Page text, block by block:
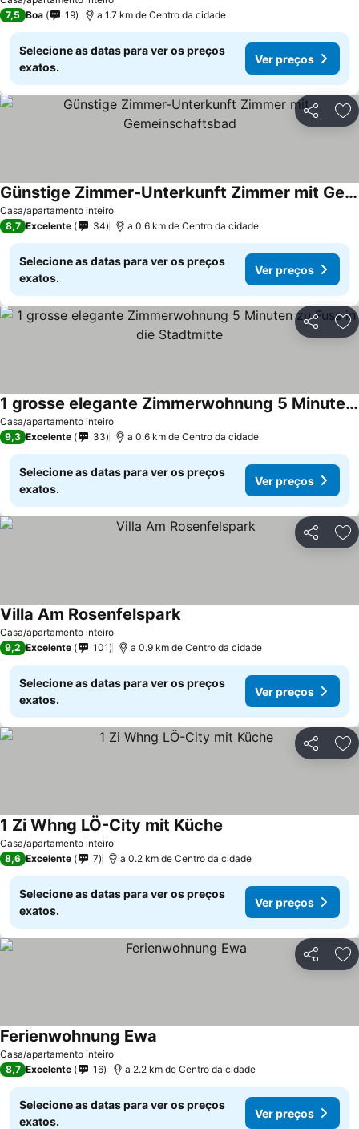
7,5 Boa 19 a 1.7 km de Centro da cidade
Selecione as datas para ver os preços
exatos.
Ver preços
Partilhar
Casa/apartamento inteiro
Günstige Zimmer-Unterkunft Zimmer mit Gemeinschaftsbad
8,7 Excelente 34 a 0.6 km de Centro da cidade
Selecione as datas para ver os preços
exatos.
Ver preços
Partilhar
Casa/apartamento inteiro
1 grosse elegante Zimmerwohnung 5 Minuten zu Fuss in die Stadtmitte
9,3 Excelente 33 a 0.6 km de Centro da cidade
Selecione as datas para ver os preços
exatos.
Ver preços
Partilhar
Casa/apartamento inteiro
Villa Am Rosenfelspark
9,2 Excelente 101 a 0.9 km de Centro da cidade
Selecione as datas para ver os preços
exatos.
Ver preços
Partilhar
Casa/apartamento inteiro
1 Zi Whng LÖ-City mit Küche
8,6 Excelente 7 a 0.2 km de Centro da cidade
Selecione as datas para ver os preços
exatos.
Ver preços
Partilhar
Casa/apartamento inteiro
Ferienwohnung Ewa
8,7 Excelente 16 a 2.2 km de Centro da cidade
Selecione as datas para ver os preços
exatos.
Ver preços